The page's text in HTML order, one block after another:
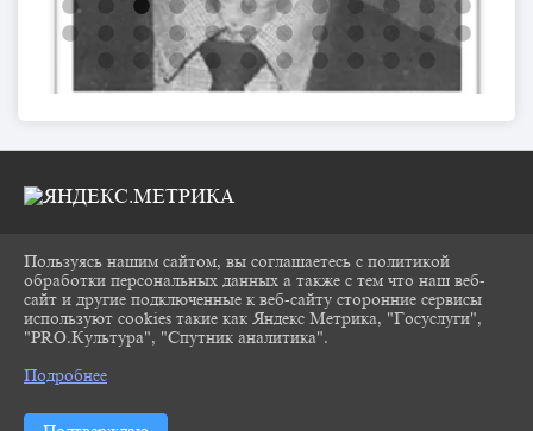
2026 Г. CHUKOVKA17.RU
ВХОД
КАРТА САЙТА
ПОЛИТИКА ОБРАБОТКИ ПЕРСОНАЛЬНЫХ
СДЕЛАНО НА KUBCMS
Пользуясь нашим сайтом, вы соглашаетесь с политикой
обработки персональных данных а также с тем что наш веб-
сайт и другие подключенные к веб-сайту сторонние сервисы
используют cookies такие как Яндекс Метрика, "Госуслуги",
"PRO.Культура", "Спутник аналитика".
Подробнее